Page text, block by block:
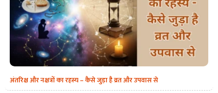
अंतरिक्ष और नक्षत्रों का रहस्य – कैसे जुड़ा है व्रत और उपवास से